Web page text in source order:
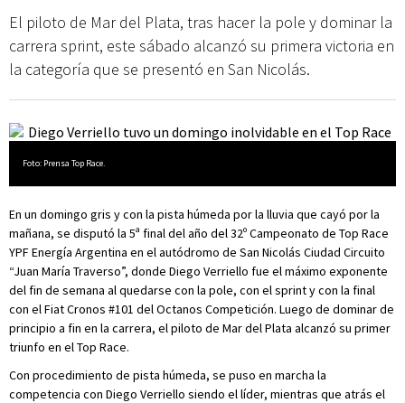
El piloto de Mar del Plata, tras hacer la pole y dominar la
carrera sprint, este sábado alcanzó su primera victoria en
la categoría que se presentó en San Nicolás.
Foto: Prensa Top Race.
En un domingo gris y con la pista húmeda por la lluvia que cayó por la
mañana, se disputó la 5ª final del año del 32º Campeonato de Top Race
YPF Energía Argentina en el autódromo de San Nicolás Ciudad Circuito
“Juan María Traverso”, donde Diego Verriello fue el máximo exponente
del fin de semana al quedarse con la pole, con el sprint y con la final
con el Fiat Cronos #101 del Octanos Competición. Luego de dominar de
principio a fin en la carrera, el piloto de Mar del Plata alcanzó su primer
triunfo en el Top Race.
Con procedimiento de pista húmeda, se puso en marcha la
competencia con Diego Verriello siendo el líder, mientras que atrás el